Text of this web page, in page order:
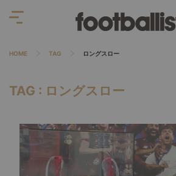
HOME TAG ロングスロー
TAG : ロングスロー